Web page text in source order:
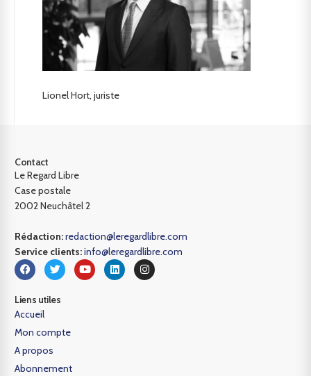
Lionel Hort, juriste
Contact
Le Regard Libre
Case postale
2002 Neuchâtel 2
Rédaction:redaction@leregardlibre.com
Service clients:info@leregardlibre.com
Liens utiles
Accueil
Mon compte
A propos
Abonnement